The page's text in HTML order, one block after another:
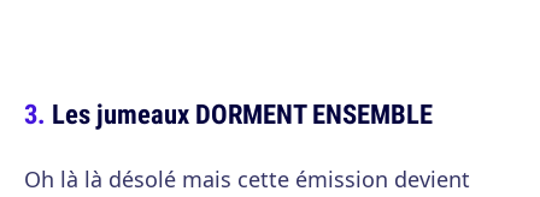
Les jumeaux DORMENT ENSEMBLE
Oh là là désolé mais cette émission devient